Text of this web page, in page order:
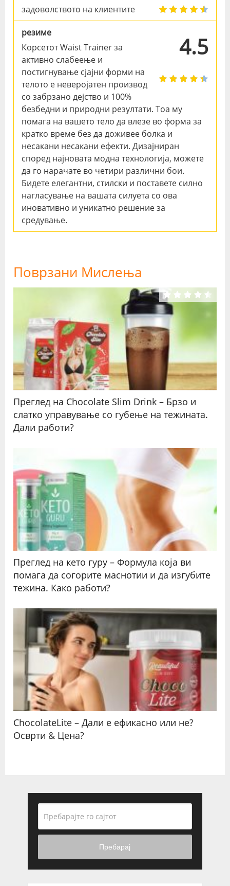
задоволството на клиентите
4.5
резиме
Корсетот Waist Trainer за
активно слабеење и
постигнување сјајни форми на
телото е неверојатен производ
со забрзано дејство и 100%
безбедни и природни резултати. Тоа му
помага на вашето тело да влезе во форма за
кратко време без да доживее болка и
несакани несакани ефекти. Дизајниран
според најновата модна технологија, можете
да го нарачате во четири различни бои.
Бидете елегантни, стилски и поставете силно
нагласување на вашата силуета со ова
иновативно и уникатно решение за
средување.
Поврзани Мислења
Преглед на Chocolate Slim Drink – Брзо и
слатко управување со губење на тежината.
Дали работи?
Преглед на кето гуру – Формула која ви
помага да согорите маснотии и да изгубите
тежина. Како работи?
ChocolateLite – Дали е ефикасно или не?
Осврти & Цена?
Пребарај